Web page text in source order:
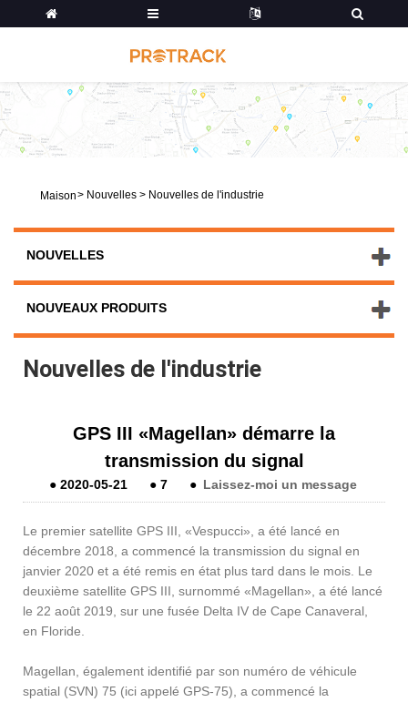
Maison> Nouvelles > Nouvelles de l'industrie
NOUVELLES
NOUVEAUX PRODUITS
Nouvelles de l'industrie
GPS III «Magellan» démarre la
transmission du signal
● 2020-05-21 ● 7 ● Laissez-moi un message
Le premier satellite GPS III, «Vespucci», a été lancé en
décembre 2018, a commencé la transmission du signal en
janvier 2020 et a été remis en état plus tard dans le mois. Le
deuxième satellite GPS III, surnommé «Magellan», a été lancé
le 22 août 2019, sur une fusée Delta IV de Cape Canaveral,
en Floride.
Magellan, également identifié par son numéro de véhicule
spatial (SVN) 75 (ici appelé GPS-75), a commencé la